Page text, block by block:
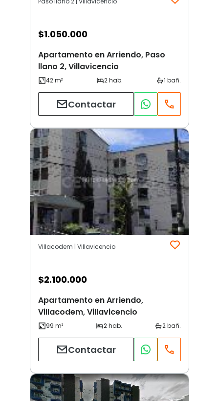
$1.050.000
Apartamento en Arriendo, Paso
llano 2, Villavicencio
Contactar
Villacodem | Villavicencio
$2.100.000
Apartamento en Arriendo,
Villacodem, Villavicencio
Contactar